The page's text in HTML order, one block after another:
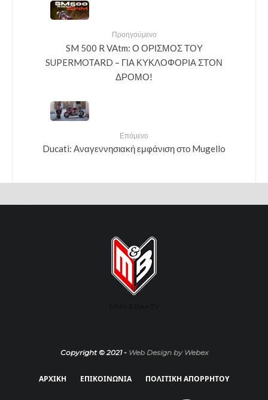
Προηγούμενο
SM 500 R VAtm: Ο ΟΡΙΣΜΟΣ ΤΟΥ
SUPERMOTARD – ΓΙΑ ΚΥΚΛΟΦΟΡΙΑ ΣΤΟΝ
ΔΡΟΜΟ!
Επόμενο
Ducati: Αναγεννησιακή εμφάνιση στο Mugello
Copyright © 2021 - Web Design by Webex
ΑΡΧΙΚΗ ΕΠΙΚΟΙΝΩΝΙΑ ΠΟΛΙΤΙΚΗ ΑΠΟΡΡΗΤΟΥ